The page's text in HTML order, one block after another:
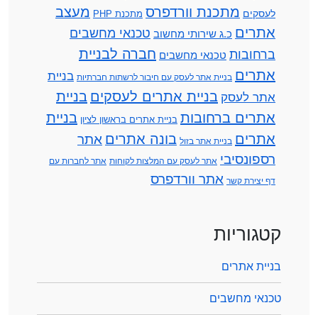
לעסקים מתכנת וורדפרס מתכנת PHP
מעצב
אתרים כ.ג שירותי מחשוב טכנאי מחשבים
ברחובות טכנאי מחשבים חברה לבניית
אתרים בניית אתר לעסק עם חיבור לרשתות חברתיות בניית
אתר לעסק בניית אתרים לעסקים בניית
אתרים ברחובות בניית אתרים בראשון לציון בניית
אתרים בניית אתר בזול בונה אתרים אתר
רספונסיבי אתר לעסק עם המלצות לקוחות אתר לחברות עם
דף יצירת קשר אתר וורדפרס
קטגוריות
בניית אתרים
טכנאי מחשבים